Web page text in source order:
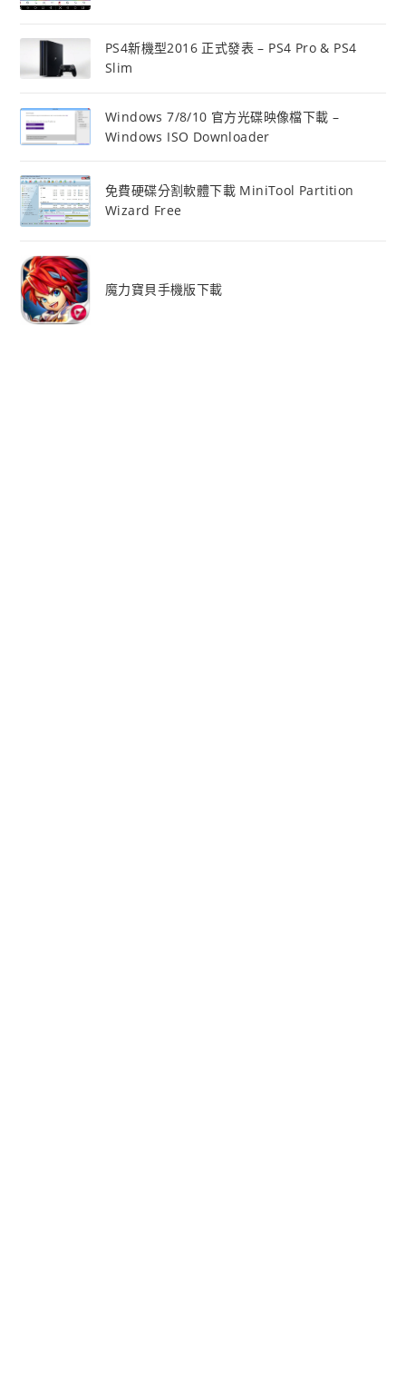
PS4新機型2016 正式發表 – PS4 Pro & PS4
Slim
Windows 7/8/10 官方光碟映像檔下載 –
Windows ISO Downloader
免費硬碟分割軟體下載 MiniTool Partition
Wizard Free
魔力寶貝手機版下載